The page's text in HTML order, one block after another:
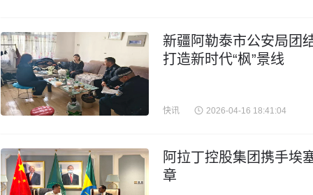
新疆阿勒泰市公安局团
打造新时代“枫”景线
快讯 2026-04-16 18:41:04
阿拉丁控股集团携手埃
章